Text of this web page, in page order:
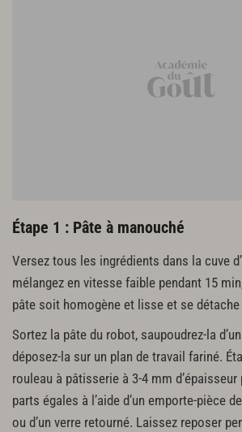
Étape 1 : Pâte à manouché
Versez tous les ingrédients dans la cuve
mélangez en vitesse faible pendant 15
pâte soit homogène et lisse et se
Sortez la pâte du robot, saupoudrez-la
déposez-la sur un plan de travail fariné.
rouleau à pâtisserie à 3-4 mm
parts égales à l’aide d’un emporte-pièce
ou d’un verre retourné. Laissez reposer